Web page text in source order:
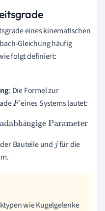
eines kinematischen
Gleichung häufig
folgt definiert:
: Die Formel zur
F eines Systems lautet:
ä
Parameter
Bauteile undjfür die
wie Kugelgelenke